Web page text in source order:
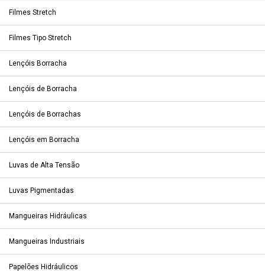
Filmes Stretch
Filmes Tipo Stretch
Lençóis Borracha
Lençóis de Borracha
Lençóis de Borrachas
Lençóis em Borracha
Luvas de Alta Tensão
Luvas Pigmentadas
Mangueiras Hidráulicas
Mangueiras Industriais
Papelões Hidráulicos